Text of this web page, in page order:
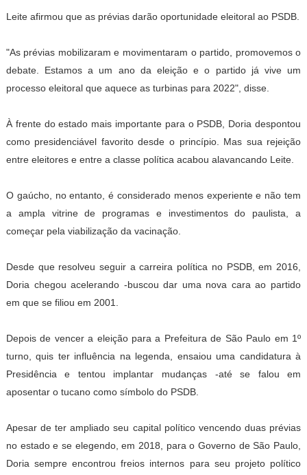
Leite afirmou que as prévias darão oportunidade eleitoral ao PSDB.
"As prévias mobilizaram e movimentaram o partido, promovemos o
debate. Estamos a um ano da eleição e o partido já vive um
processo eleitoral que aquece as turbinas para 2022", disse.
À frente do estado mais importante para o PSDB, Doria despontou
como presidenciável favorito desde o princípio. Mas sua rejeição
entre eleitores e entre a classe política acabou alavancando Leite.
O gaúcho, no entanto, é considerado menos experiente e não tem
a ampla vitrine de programas e investimentos do paulista, a
começar pela viabilização da vacinação.
Desde que resolveu seguir a carreira política no PSDB, em 2016,
Doria chegou acelerando -buscou dar uma nova cara ao partido
em que se filiou em 2001.
Depois de vencer a eleição para a Prefeitura de São Paulo em 1º
turno, quis ter influência na legenda, ensaiou uma candidatura à
Presidência e tentou implantar mudanças -até se falou em
aposentar o tucano como símbolo do PSDB.
Apesar de ter ampliado seu capital político vencendo duas prévias
no estado e se elegendo, em 2018, para o Governo de São Paulo,
Doria sempre encontrou freios internos para seu projeto político